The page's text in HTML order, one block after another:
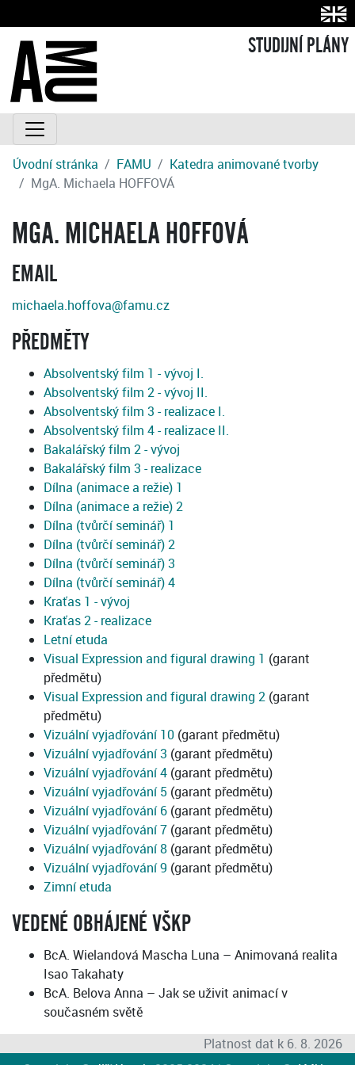
STUDIJNÍ PLÁNY
Úvodní stránka FAMU
Katedra animované tvorby
MgA. Michaela HOFFOVÁ
MGA. MICHAELA HOFFOVÁ
EMAIL
michaela.hoffova@famu.cz
PŘEDMĚTY
Absolventský film 1 - vývoj I.
Absolventský film 2 - vývoj II.
Absolventský film 3 - realizace I.
Absolventský film 4 - realizace II.
Bakalářský film 2 - vývoj
Bakalářský film 3 - realizace
Dílna (animace a režie) 1
Dílna (animace a režie) 2
Dílna (tvůrčí seminář) 1
Dílna (tvůrčí seminář) 2
Dílna (tvůrčí seminář) 3
Dílna (tvůrčí seminář) 4
Kraťas 1 - vývoj
Kraťas 2 - realizace
Letní etuda
Visual Expression and figural drawing 1 (garant
předmětu)
Visual Expression and figural drawing 2 (garant
předmětu)
Vizuální vyjadřování 10 (garant předmětu)
Vizuální vyjadřování 3 (garant předmětu)
Vizuální vyjadřování 4 (garant předmětu)
Vizuální vyjadřování 5 (garant předmětu)
Vizuální vyjadřování 6 (garant předmětu)
Vizuální vyjadřování 7 (garant předmětu)
Vizuální vyjadřování 8 (garant předmětu)
Vizuální vyjadřování 9 (garant předmětu)
Zimní etuda
VEDENÉ OBHÁJENÉ VŠKP
BcA. Wielandová Mascha Luna – Animovaná realita
Isao Takahaty
BcA. Belova Anna – Jak se uživit animací v
současném světě
Platnost dat k 6. 8. 2026